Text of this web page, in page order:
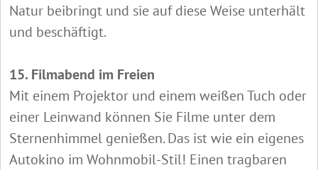
Natur beibringt und sie auf diese Weise unterhält
und beschäftigt.
15. Filmabend im Freien
Mit einem Projektor und einem weißen Tuch oder
einer Leinwand können Sie Filme unter dem
Sternenhimmel genießen. Das ist wie ein eigenes
Autokino im Wohnmobil-Stil! Einen tragbaren